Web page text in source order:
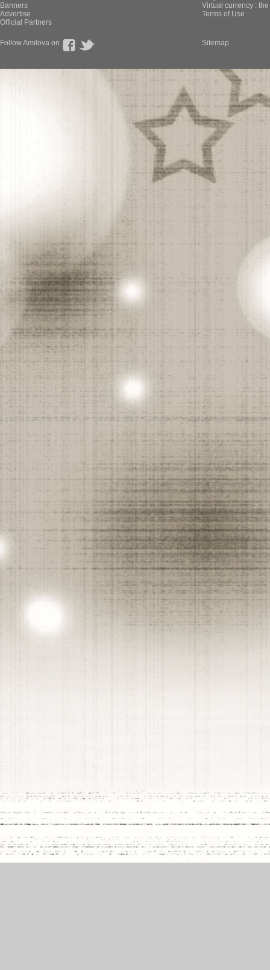
Banners
Advertise
Official Partners
Virtual currency :
Terms of Use
Follow Amilova on Sitemap